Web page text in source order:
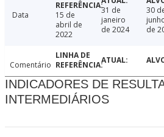
Data
15 de
abril de
2022
31 de
janeiro
de 2024
30
de
Comentário
INDICADORES DE
INTERMEDIÁRIOS